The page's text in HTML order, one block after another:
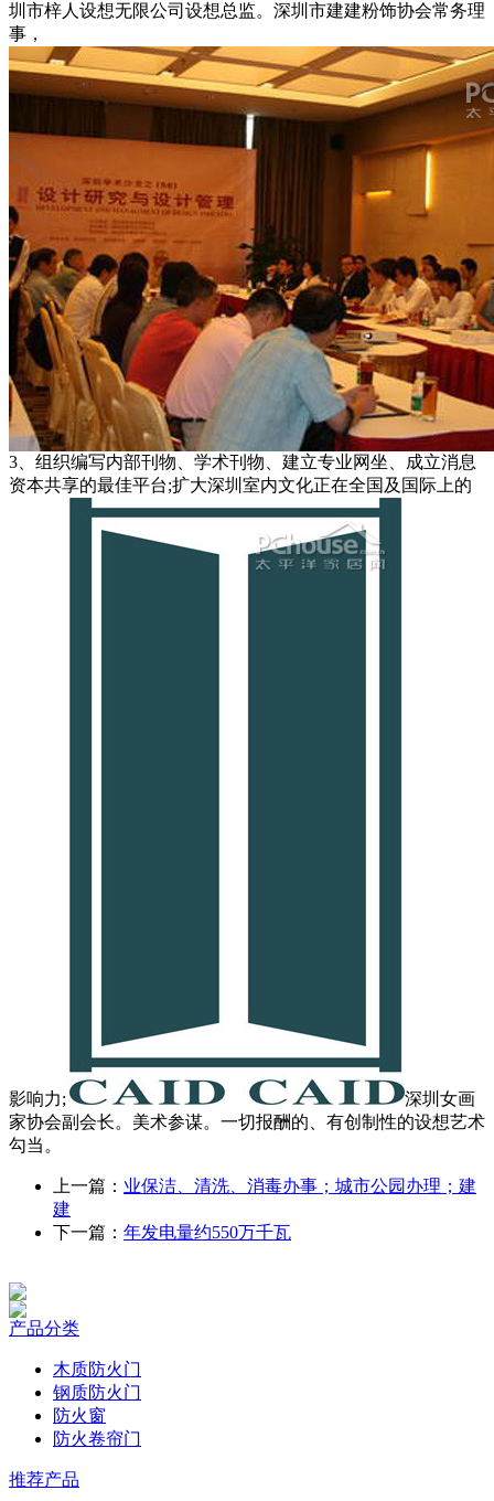
圳市梓人设想无限公司设想总监。深圳市建建粉饰协会常务理
事，
3、组织编写内部刊物、学术刊物、建立专业网坐、成立消息
资本共享的最佳平台;扩大深圳室内文化正在全国及国际上的
影响力;
深圳女画
家协会副会长。美术参谋。一切报酬的、有创制性的设想艺术
勾当。
上一篇： 业保洁、清洗、消毒办事；城市公园办理；建
建
下一篇： 年发电量约550万千瓦
产品分类
木质防火门
钢质防火门
防火窗
防火卷帘门
推荐产品